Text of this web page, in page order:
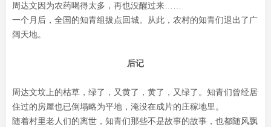
周达文因为农药喝得太多，再也没醒过来……
一个月后，全国的知青组拔点回城。从此，农村的知青们退出了广
阔天地。
后记
周达文坟上的枯草，绿了，又黄了，黄了，又绿了。知青们曾经居
住过的房屋也已倒塌略为平地，淹没在成片的庄稼地里。
随着村里老人们的离世，知青们那些不是故事的故事，也都随风飘